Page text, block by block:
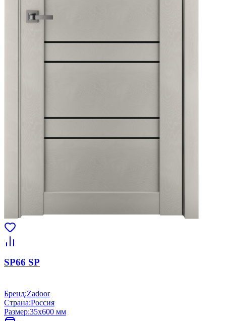
SP66 SP
Бренд:Zadoor
Страна:Россия
Размер:35x600 мм